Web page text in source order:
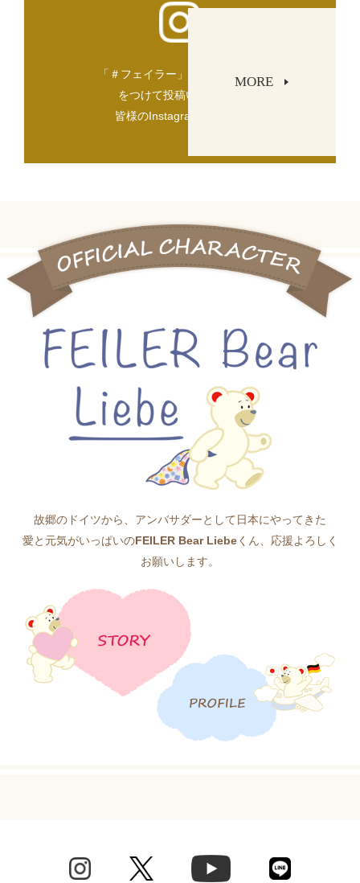
「＃フェイラー」「＃FEILER」
をつけて投稿いただいた
皆様のInstagramをご紹介
MORE
故郷のドイツから、アンバサダーとして日本にやってきた
愛と元気がいっぱいのFEILER Bear Liebeくん、応援よろしく
お願いします。